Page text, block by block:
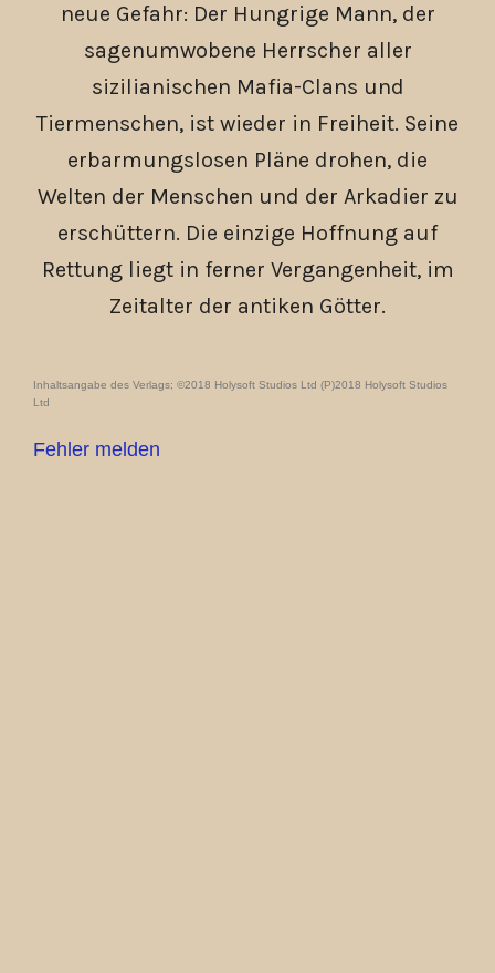
neue Gefahr: Der Hungrige Mann, der
sagenumwobene Herrscher aller
sizilianischen Mafia-Clans und
Tiermenschen, ist wieder in Freiheit. Seine
erbarmungslosen Pläne drohen, die
Welten der Menschen und der Arkadier zu
erschüttern. Die einzige Hoffnung auf
Rettung liegt in ferner Vergangenheit, im
Zeitalter der antiken Götter.
Inhaltsangabe des Verlags; ©2018 Holysoft Studios Ltd (P)2018 Holysoft Studios
Ltd
Fehler melden